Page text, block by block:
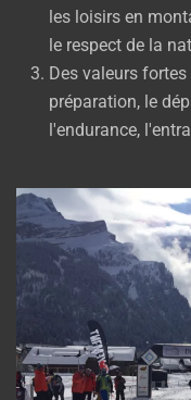
les loisirs en
le respect de la
Des valeurs
préparation, le
l'endurance,